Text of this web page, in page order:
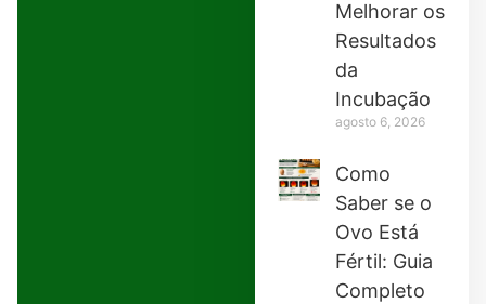
Melhorar os
Resultados
da
Incubação
agosto 6, 2026
Como
Saber se o
Ovo Está
Fértil: Guia
Completo